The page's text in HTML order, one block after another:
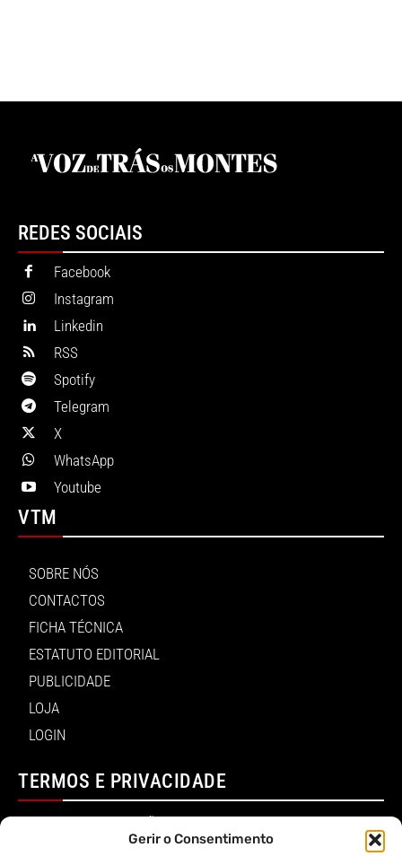
Gerir o Consentimento
REDES SOCIAIS
Facebook
Instagram
Linkedin
RSS
Spotify
Telegram
X
WhatsApp
Youtube
VTM
SOBRE NÓS
CONTACTOS
FICHA TÉCNICA
ESTATUTO EDITORIAL
PUBLICIDADE
LOJA
LOGIN
TERMOS E PRIVACIDADE